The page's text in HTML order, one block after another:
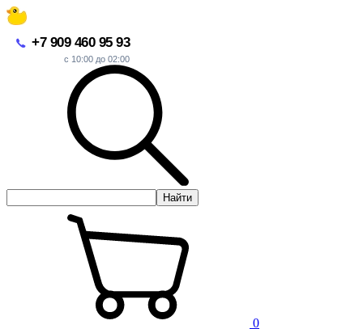
+7 909 460 95 93
с 10:00 до 02:00
Найти
0